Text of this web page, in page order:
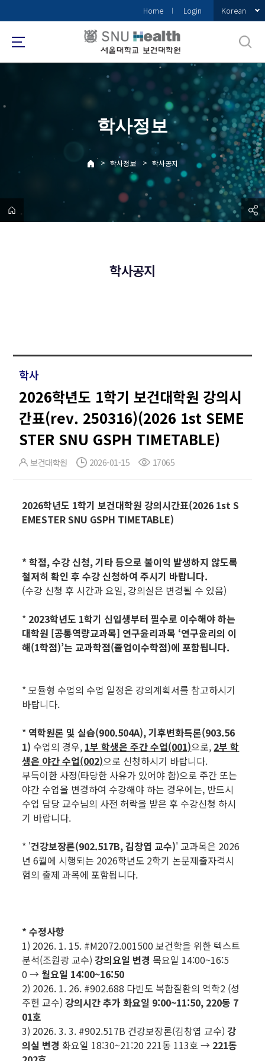
로
메
Home Login Korean
학사정보
> 학사정보 > 학사공지
학사공지
학사
2026학년도 1학기 보건대학원 강의시
간표(rev. 250316)(2026 1st SEME
STER SNU GSPH TIMETABLE)
보건대학원 2026-01-15 17065
2026학년도 1학기 보건대학원 강의시간표(2026 1st S
EMESTER SNU GSPH TIMETABLE)
* 학점, 수강 신청, 기타 등으로 불이익 발생하지 않도록
철저히 확인 후 수강 신청하여 주시기 바랍니다.
(수강 신청 후 시간과 요일, 강의실은 변경될 수 있음)
* 2023학년도 1학기 신입생부터 필수로 이수해야 하는
대학원 [공통역량교과목] 연구윤리과목 ‘연구윤리의 이
해(1학점)’는 교과학점(졸업이수학점)에 포함됩니다.
* 모듈형 수업의 수업 일정은 강의계획서를 참고하시기
바랍니다.
* 역학원론 및 실습(900.504A), 기후변화특론(903.56
1) 수업의 경우, 1부 학생은 주간 수업(001)으로, 2부 학
생은 야간 수업(002)으로 신청하시기 바랍니다.
부득이한 사정(타당한 사유가 있어야 함)으로 주간 또는
야간 수업을 변경하여 수강해야 하는 경우에는, 반드시
수업 담당 교수님의 사전 허락을 받은 후 수강신청 하시
기 바랍니다.
* '건강보장론(902.517B, 김창엽 교수)' 교과목은 2026
년 6월에 시행되는 2026학년도 2학기 논문제출자격시
험의 출제 과목에 포함됩니다.
* 수정사항
1) 2026. 1. 15. #M2072.001500 보건학을 위한 텍스트
분석(조원광 교수) 강의요일 변경 목요일 14:00~16:5
0 → 월요일 14:00~16:50
2) 2026. 1. 26. #902.688 다빈도 복합질환의 역학2 (성
주헌 교수) 강의시간 추가 화요일 9:00~11:50, 220동 7
01호
3) 2026. 3. 3. #902.517B 건강보장론(김창엽 교수) 강
의실 변경 화요일 18:30~21:20 221동 113호 → 221동